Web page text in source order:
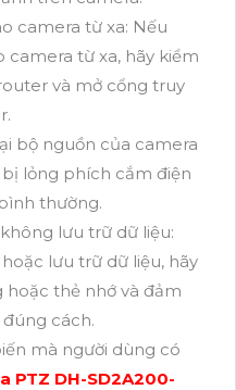
camera từ xa: Nếu
từ xa, hãy kiểm
và mở cổng truy
bộ nguồn của camera
lỏng phích cắm điện
thường.
lưu trữ dữ liệu:
lưu trữ dữ liệu, hãy
hoặc thẻ nhớ và đảm
cách.
mà người dùng có
PTZ DH-SD2A200-